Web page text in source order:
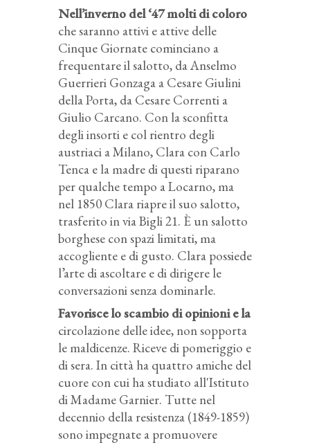
Nell’inverno del ‘47 molti di coloro
che saranno attivi e attive delle
Cinque Giornate cominciano a
frequentare il salotto, da Anselmo
Guerrieri Gonzaga a Cesare Giulini
della Porta, da Cesare Correnti a
Giulio Carcano. Con la sconfitta
degli insorti e col rientro degli
austriaci a Milano, Clara con Carlo
Tenca e la madre di questi riparano
per qualche tempo a Locarno, ma
nel 1850 Clara riapre il suo salotto,
trasferito in via Bigli 21. È un salotto
borghese con spazi limitati, ma
accogliente e di gusto. Clara possiede
l’arte di ascoltare e di dirigere le
conversazioni senza dominarle.
Favorisce lo scambio di opinioni e la
circolazione delle idee, non sopporta
le maldicenze. Riceve di pomeriggio e
di sera. In città ha quattro amiche del
cuore con cui ha studiato all'Istituto
di Madame Garnier. Tutte nel
decennio della resistenza (1849-1859)
sono impegnate a promuovere